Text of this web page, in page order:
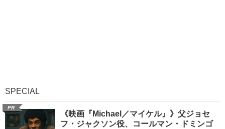
SPECIAL
PR
《映画『Michael／マイケル』》父ジョセ
フ・ジャクソン役、コールマン・ドミンゴ